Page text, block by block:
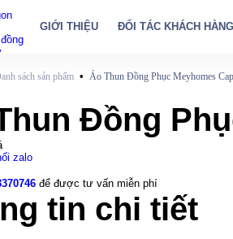
GIỚI THIỆU ĐỐI TÁC KHÁCH HÀNG
sách sản phẩm • Áo Thun Đồng Phục Meyhomes
Đồng
zalo
để được tư vấn miễn phí
tin chi tiết